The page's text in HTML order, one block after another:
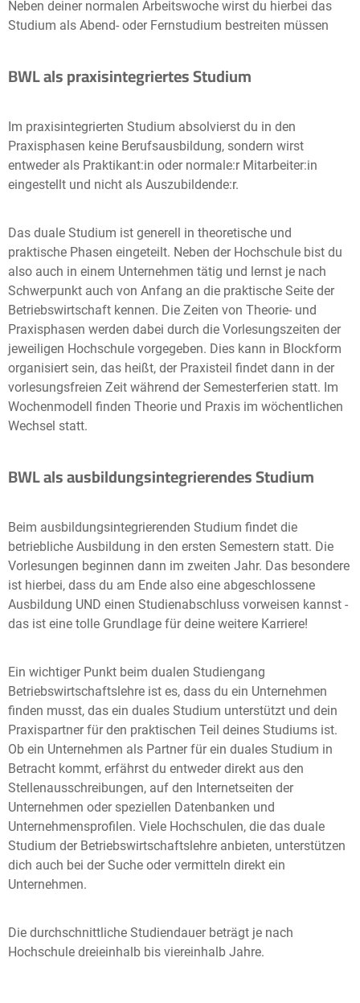
Neben deiner normalen Arbeitswoche wirst du hierbei das
Studium als Abend- oder Fernstudium bestreiten müssen
BWL als praxisintegriertes Studium
Im praxisintegrierten Studium absolvierst du in den
Praxisphasen keine Berufsausbildung, sondern wirst
entweder als Praktikant:in oder normale:r Mitarbeiter:in
eingestellt und nicht als Auszubildende:r.
Das duale Studium ist generell in theoretische und
praktische Phasen eingeteilt. Neben der Hochschule bist du
also auch in einem Unternehmen tätig und lernst je nach
Schwerpunkt auch von Anfang an die praktische Seite der
Betriebswirtschaft kennen. Die Zeiten von Theorie- und
Praxisphasen werden dabei durch die Vorlesungszeiten der
jeweiligen Hochschule vorgegeben. Dies kann in Blockform
organisiert sein, das heißt, der Praxisteil findet dann in der
vorlesungsfreien Zeit während der Semesterferien statt. Im
Wochenmodell finden Theorie und Praxis im wöchentlichen
Wechsel statt.
BWL als ausbildungsintegrierendes Studium
Beim ausbildungsintegrierenden Studium findet die
betriebliche Ausbildung in den ersten Semestern statt. Die
Vorlesungen beginnen dann im zweiten Jahr. Das besondere
ist hierbei, dass du am Ende also eine abgeschlossene
Ausbildung UND einen Studienabschluss vorweisen kannst -
das ist eine tolle Grundlage für deine weitere Karriere!
Ein wichtiger Punkt beim dualen Studiengang
Betriebswirtschaftslehre ist es, dass du ein Unternehmen
finden musst, das ein duales Studium unterstützt und dein
Praxispartner für den praktischen Teil deines Studiums ist.
Ob ein Unternehmen als Partner für ein duales Studium in
Betracht kommt, erfährst du entweder direkt aus den
Stellenausschreibungen, auf den Internetseiten der
Unternehmen oder speziellen Datenbanken und
Unternehmensprofilen. Viele Hochschulen, die das duale
Studium der Betriebswirtschaftslehre anbieten, unterstützen
dich auch bei der Suche oder vermitteln direkt ein
Unternehmen.
Die durchschnittliche Studiendauer beträgt je nach
Hochschule dreieinhalb bis viereinhalb Jahre.